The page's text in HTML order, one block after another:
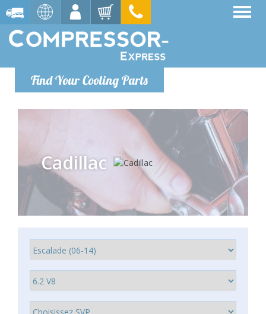
Find Your Cooling Parts
Cadillac